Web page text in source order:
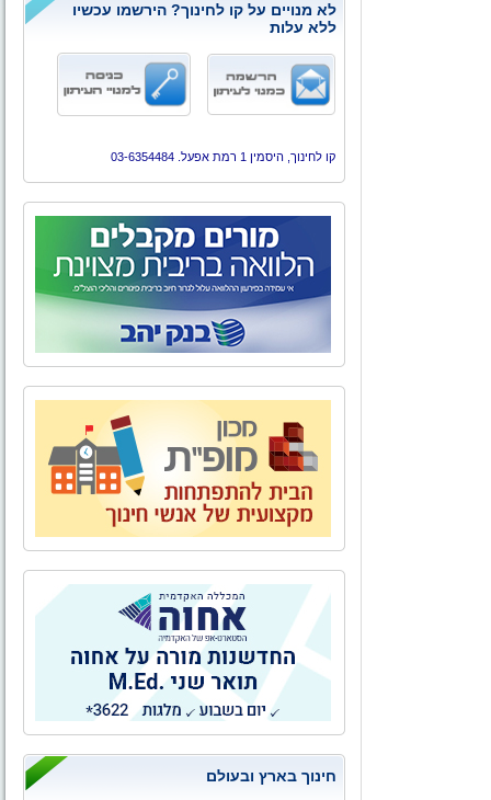
לא מנויים על קו לחינוך? הירשמו עכשיו
ללא עלות
קו לחינוך, היסמין 1 רמת אפעל. 03-6354484
חינוך בארץ ובעולם